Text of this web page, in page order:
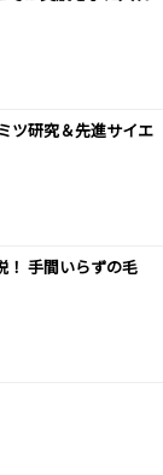
ツ研究＆先進サイエ
！ 手間いらずの毛